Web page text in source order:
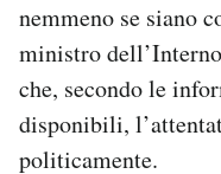
nemmeno se siano
ministro
che, secondo le
disponibili,
politicamente.